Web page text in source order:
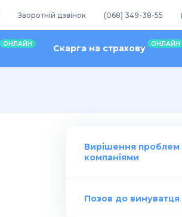
Зворотній дзвінок (068) 349-38-55
ОНЛАЙН Скарга на страхову ОНЛАЙН
Вирішення проблем
компаніями
Позов до